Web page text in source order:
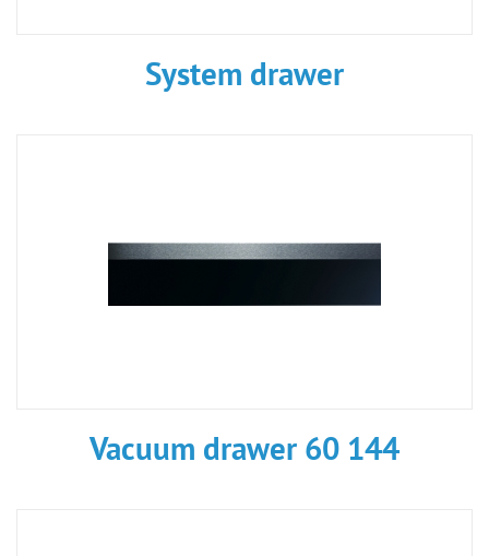
System drawer
Vacuum drawer 60 144